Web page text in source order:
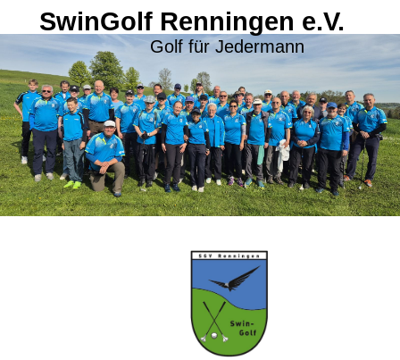
SwinGolf Renningen e.V.
Golf für Jedermann